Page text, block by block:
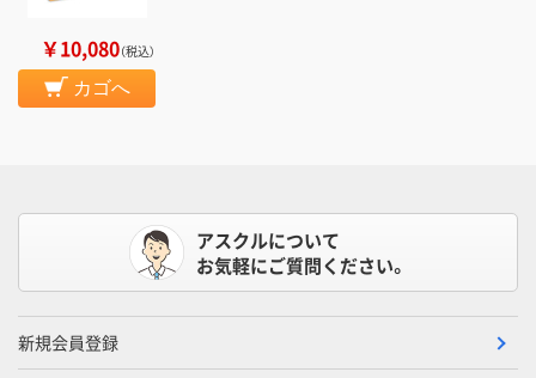
￥10,080（税込）
カゴへ
アスクルについて
お気軽にご質問ください。
新規会員登録